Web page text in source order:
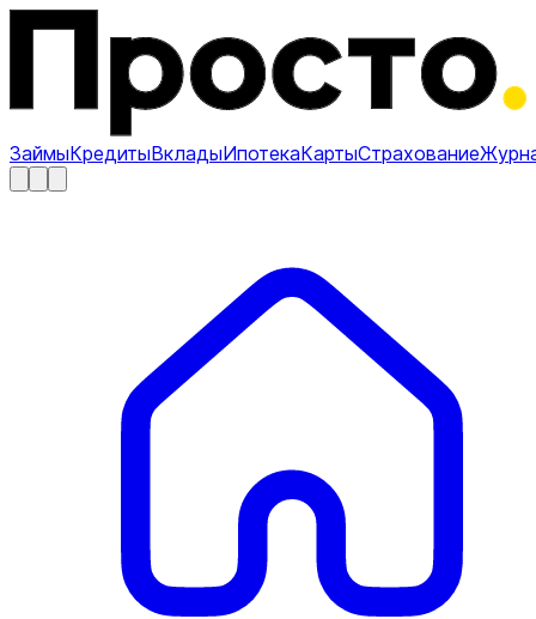
ЗаймыКредитыВкладыИпотекаКартыСтрахование